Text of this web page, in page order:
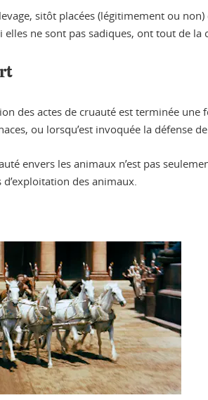
sitôt placées (légitimement ou non)
ne sont pas sadiques, ont tout de
des actes de cruauté est terminée
ou lorsqu’est invoquée la défense
envers les animaux n’est pas
des animaux.